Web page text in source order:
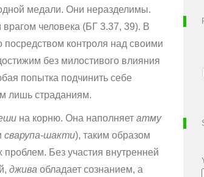
медали. Они неразделимы.
человека (БГ 3.37, 39). В
посредством контроля над своими
без милостивого влияния
попытка подчинить себе
лишь страданиям.
на корню. Она наполняет атму
сварупа-шакти), таким образом
проблем. Без участия внутренней
джива обладает сознанием, а